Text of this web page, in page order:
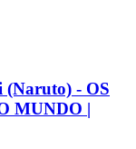
- OS
MUNDO |